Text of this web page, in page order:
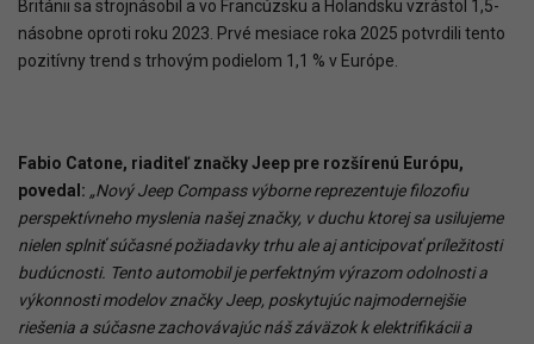
Británii sa strojnásobil a vo Francúzsku a Holandsku vzrástol 1,5-
násobne oproti roku 2023. Prvé mesiace roka 2025 potvrdili tento
pozitívny trend s trhovým podielom 1,1 % v Európe.
Fabio Catone, riaditeľ značky Jeep pre rozšírenú Európu,
povedal: „Nový Jeep Compass výborne reprezentuje filozofiu
perspektívneho myslenia našej značky, v duchu ktorej sa usilujeme
nielen splniť súčasné požiadavky trhu ale aj anticipovať príležitosti
budúcnosti. Tento automobil je perfektným výrazom odolnosti a
výkonnosti modelov značky Jeep, poskytujúc najmodernejšie
riešenia a súčasne zachovávajúc náš záväzok k elektrifikácii a